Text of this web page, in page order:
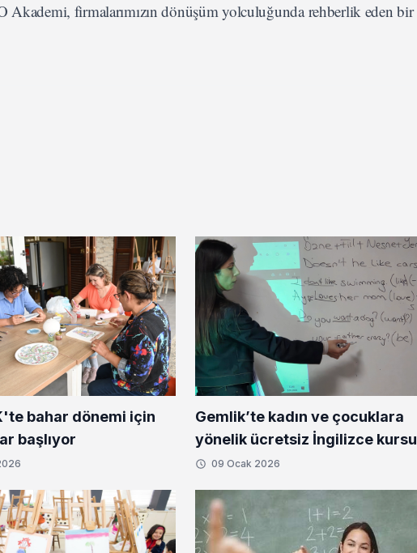
Akademi, firmalarımızın dönüşüm yolculuğunda rehberlik eden bir
bahar dönemi için
başlıyor
Gemlik’te kadın ve çocuklara
yönelik ücretsiz İngilizce kursu
09 Ocak 2026